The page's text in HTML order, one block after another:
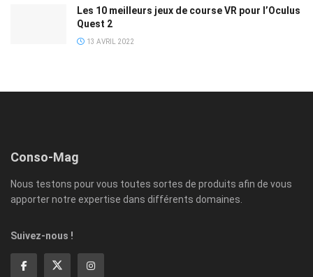
Les 10 meilleurs jeux de course VR pour l’Oculus
Quest 2
13 AVRIL 2022
Conso-Mag
Nous testons pour vous toutes sortes de produits afin de vous
apporter notre expertise dans différents domaines.
Suivez-nous !